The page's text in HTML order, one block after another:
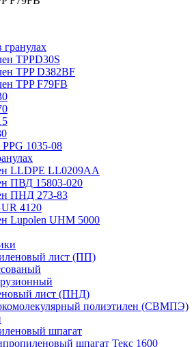
TPPD30S
TPP D382BF
TPP F79FB
1035-08
LLDPE LL0209AA
ПВД 15803-020
ПНД 273-83
4120
Lupolen UHM 5000
лист (ПП)
лист (ПНД)
полиэтилен (СВМПЭ)
шпагат
шпагат Текс 1600